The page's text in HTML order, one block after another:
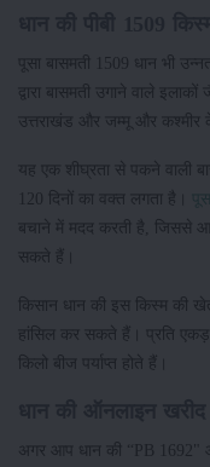
पूसा बासमती 1509 धान भी
द्वारा बासमती उगाने वाले
उत्तराखंड और जम्मू और कश्मीर के
यह एक शीघ्रता से पकने वाली
120 दिनों का वक्त लगता है।
बचाने में मदद करती है, जिससे
सकते हैं।
किसान धान की इस किस्म की
हांसिल कर सकते हैं। प्रति एकड़
किलो बीज पर्याप्त होते हैं।
अगर आप धान की “PB 1692"